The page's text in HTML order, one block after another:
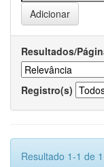
Resultados/
Registro(s)
Resultado 1-1 de